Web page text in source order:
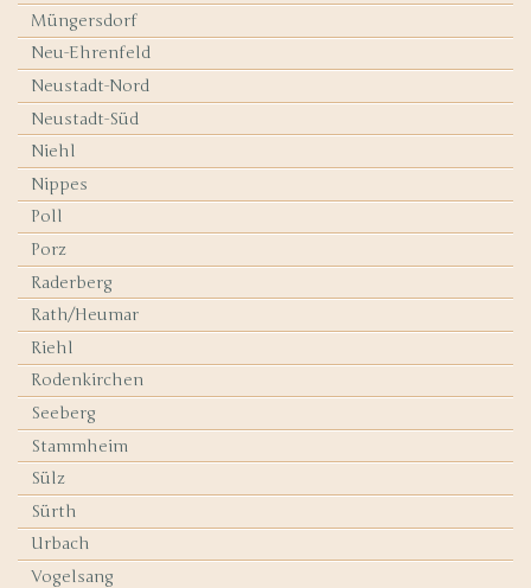
Müngersdorf
Neu-Ehrenfeld
Neustadt-Nord
Neustadt-Süd
Niehl
Nippes
Poll
Porz
Raderberg
Rath/Heumar
Riehl
Rodenkirchen
Seeberg
Stammheim
Sülz
Sürth
Urbach
Vogelsang